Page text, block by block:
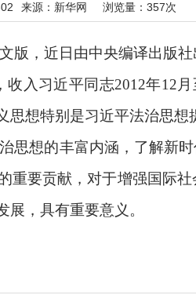
来源：新华网 浏览量： 357次
，近日由中央编译出版社
入习近平同志2012年12
想特别是习近平法治思想
思想的丰富内涵，了解新
要贡献，对于增强国际
，具有重要意义。